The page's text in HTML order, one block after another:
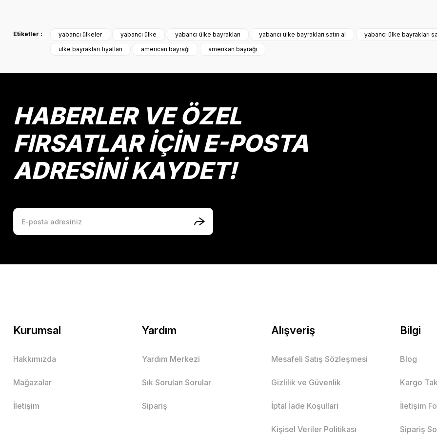
Etiketler : yabancı ülkeler yabancı ülke yabancı ülke bayrakları yabancı ülke bayrakları satın al yabancı ülke bayrakları
ülke bayrakları fiyatları
american bayrağı amerikan bayrağı
HABERLER VE ÖZEL
FIRSATLAR İÇİN E-POSTA
ADRESİNİ KAYDET!
Kurumsal
Hakkımızda
Mağazalar
İletişim
Yardım
Yardım Merkezi
Sık Sorulan Sorular
Sipariş
Alışveriş
Mesafeli Satış Sözleşmesi
Gizlilik ve Güvenlik
İptal İade Koşullari
Kişisel Veriler Politikası
Bilgi
Blog
Kargo
İletişim
Sipariş